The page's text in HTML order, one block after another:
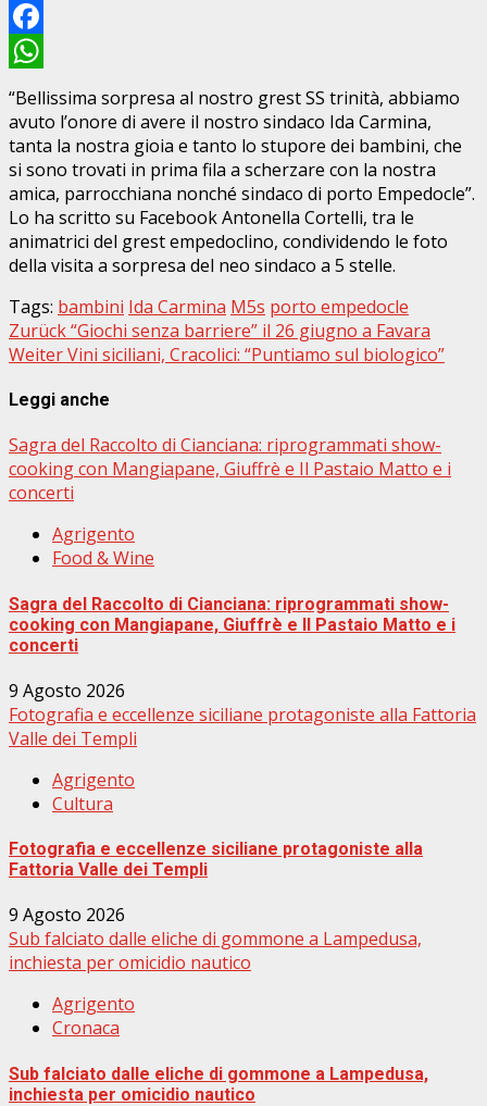
Facebook
WhatsApp
“Bellissima sorpresa al nostro grest SS trinità, abbiamo
avuto l’onore di avere il nostro sindaco Ida Carmina,
tanta la nostra gioia e tanto lo stupore dei bambini, che
si sono trovati in prima fila a scherzare con la nostra
amica, parrocchiana nonché sindaco di porto Empedocle”.
Lo ha scritto su Facebook Antonella Cortelli, tra le
animatrici del grest empedoclino, condividendo le foto
della visita a sorpresa del neo sindaco a 5 stelle.
Tags: bambini Ida Carmina M5s porto empedocle
Beitragsnavigation
Zurück“Giochi senza barriere” il 26 giugno a Favara
WeiterVini siciliani, Cracolici: “Puntiamo sul biologico”
Leggi anche
Sagra del Raccolto di Cianciana: riprogrammati show-
cooking con Mangiapane, Giuffrè e Il Pastaio Matto e i
concerti
Agrigento
Food & Wine
Sagra del Raccolto di Cianciana: riprogrammati show-
cooking con Mangiapane, Giuffrè e Il Pastaio Matto e i
concerti
9 Agosto 2026
Fotografia e eccellenze siciliane protagoniste alla Fattoria
Valle dei Templi
Agrigento
Cultura
Fotografia e eccellenze siciliane protagoniste alla
Fattoria Valle dei Templi
9 Agosto 2026
Sub falciato dalle eliche di gommone a Lampedusa,
inchiesta per omicidio nautico
Agrigento
Cronaca
Sub falciato dalle eliche di gommone a Lampedusa,
inchiesta per omicidio nautico